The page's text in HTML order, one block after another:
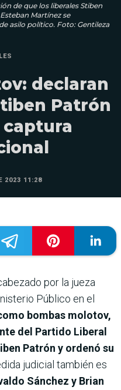
de que los liberales Stiben
Martínez se
asilo político. Foto: Gentileza
declaran
Patrón
2023 11:28
por la jueza
Público en el
bombas molotov,
del Partido Liberal
Patrón y ordenó su
judicial también es
Sánchez y Brian